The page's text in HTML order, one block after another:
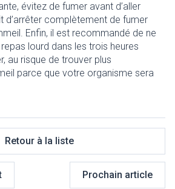
évitez de fumer avant d’aller
d’arrêter complètement de fumer
Enfin, il est recommandé de ne
lourd dans les trois heures
au risque de trouver plus
parce que votre organisme sera
Retour à la liste
Prochain article